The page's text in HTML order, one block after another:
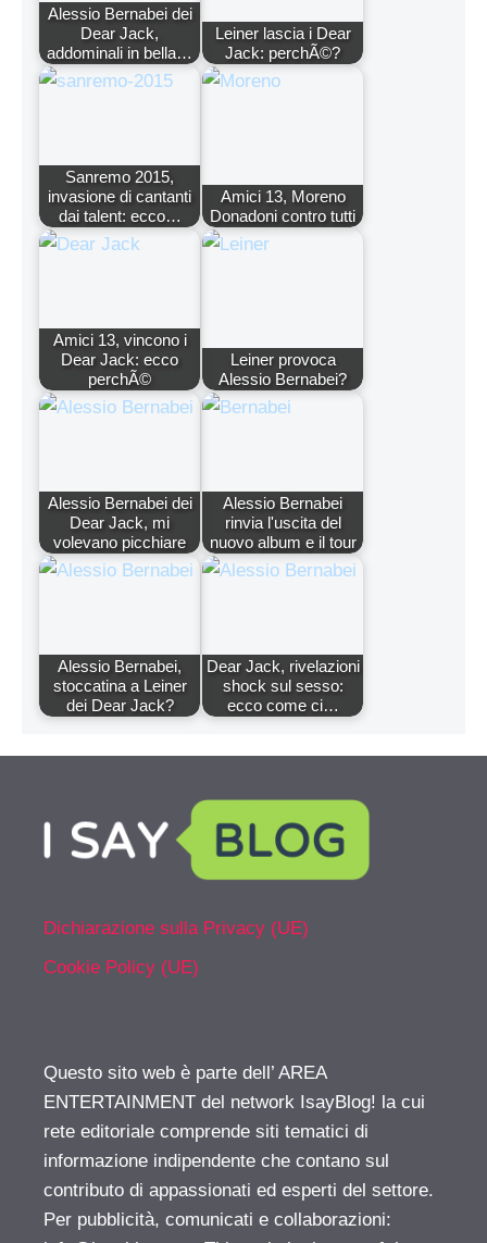
Alessio Bernabei dei
Dear Jack,
addominali in bella…
Leiner lascia i Dear
Jack: perchÃ©?
Sanremo 2015,
invasione di cantanti
dai talent: ecco…
Amici 13, Moreno
Donadoni contro tutti
Amici 13, vincono i
Dear Jack: ecco
perchÃ©
Leiner provoca
Alessio Bernabei?
Alessio Bernabei dei
Dear Jack, mi
volevano picchiare
Alessio Bernabei
rinvia l'uscita del
nuovo album e il tour
Alessio Bernabei,
stoccatina a Leiner
dei Dear Jack?
Dear Jack, rivelazioni
shock sul sesso:
ecco come ci…
Dichiarazione sulla Privacy (UE)
Cookie Policy (UE)
Questo sito web è parte dell’ AREA
ENTERTAINMENT del network IsayBlog! la cui
rete editoriale comprende siti tematici di
informazione indipendente che contano sul
contributo di appassionati ed esperti del settore.
Per pubblicità, comunicati e collaborazioni: